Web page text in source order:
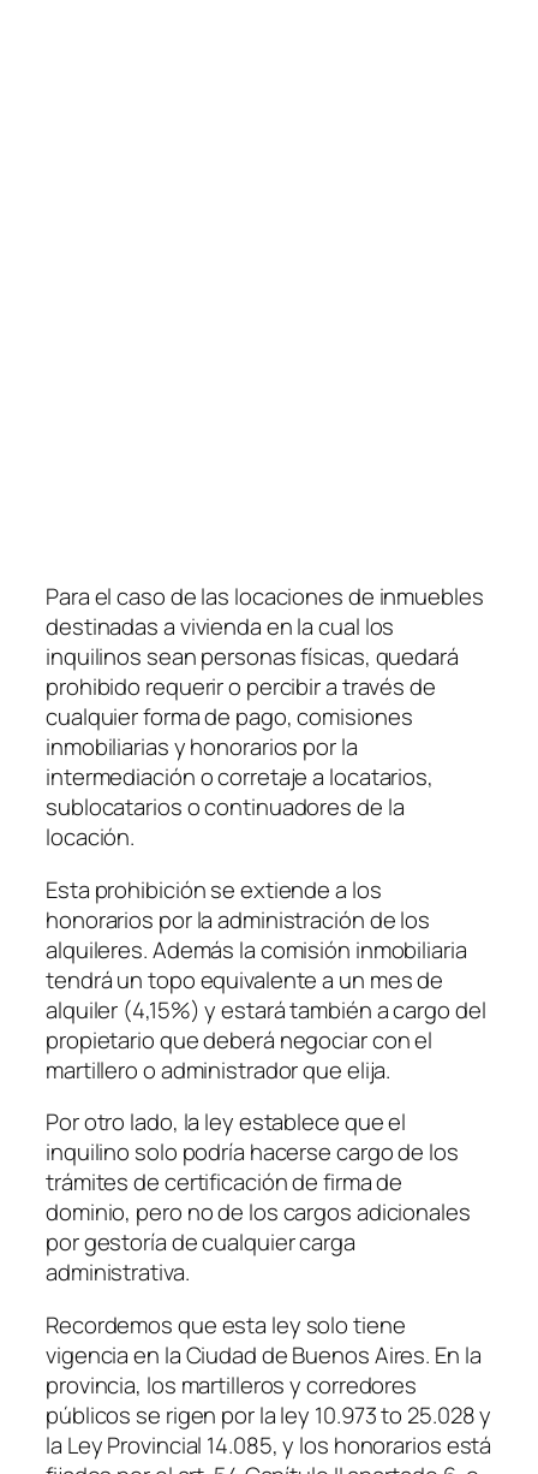
Para el caso de las locaciones de inmuebles
destinadas a vivienda en la cual los
inquilinos sean personas físicas, quedará
prohibido requerir o percibir a través de
cualquier forma de pago, comisiones
inmobiliarias y honorarios por la
intermediación o corretaje a locatarios,
sublocatarios o continuadores de la
locación.
Esta prohibición se extiende a los
honorarios por la administración de los
alquileres. Además la comisión inmobiliaria
tendrá un topo equivalente a un mes de
alquiler (4,15%) y estará también a cargo del
propietario que deberá negociar con el
martillero o administrador que elija.
Por otro lado, la ley establece que el
inquilino solo podría hacerse cargo de los
trámites de certificación de firma de
dominio, pero no de los cargos adicionales
por gestoría de cualquier carga
administrativa.
Recordemos que esta ley solo tiene
vigencia en la Ciudad de Buenos Aires. En la
provincia, los martilleros y corredores
públicos se rigen por la ley 10.973 to 25.028 y
la Ley Provincial 14.085, y los honorarios está